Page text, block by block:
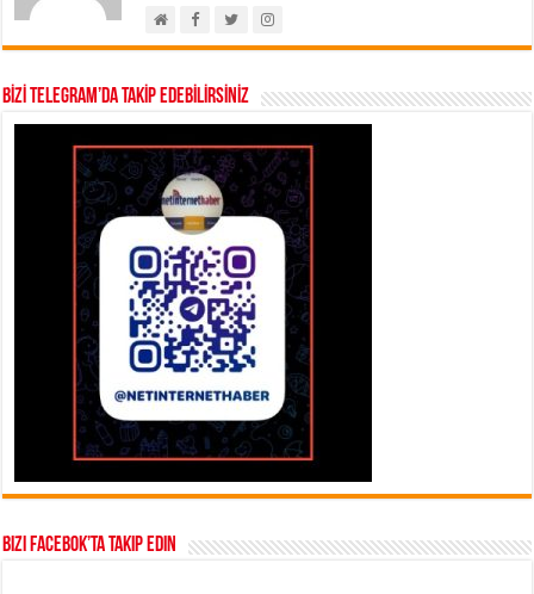
BİZİ TELEGRAM’DA TAKİP EDEBİLİRSİNİZ
Bizi Facebok’ta takip edin